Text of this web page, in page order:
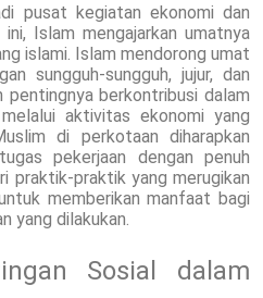
pusat kegiatan ekonomi dan
Islam mengajarkan umatnya
islami. Islam mendorong umat
sungguh-sungguh, jujur, dan
pentingnya berkontribusi dalam
aktivitas ekonomi yang
di perkotaan diharapkan
pekerjaan dengan penuh
praktik-praktik yang merugikan
memberikan manfaat bagi
yang dilakukan.
Sosial dalam